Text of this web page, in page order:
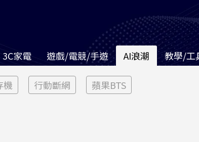
3C家電 遊戲/電競/手遊 AI浪潮 教學/工
機 行動斷網 蘋果BTS